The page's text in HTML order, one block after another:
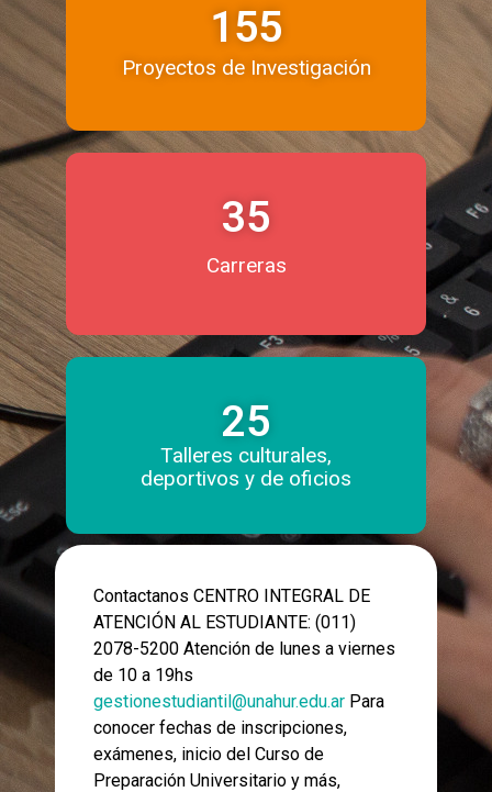
155
Proyectos de Investigación
35
Carreras
25
Talleres culturales,
deportivos y de oficios
Contactanos CENTRO INTEGRAL DE
ATENCIÓN AL ESTUDIANTE: (011)
2078-5200 Atención de lunes a viernes
de 10 a 19hs
gestionestudiantil@unahur.edu.ar Para
conocer fechas de inscripciones,
exámenes, inicio del Curso de
Preparación Universitario y más,